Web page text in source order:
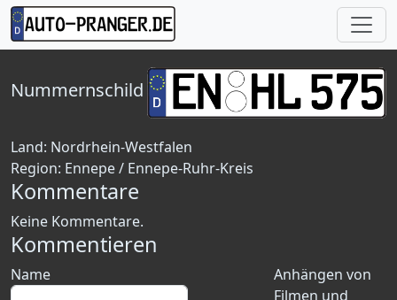
Nummernschild
Land: Nordrhein-Westfalen
Region: Ennepe / Ennepe-Ruhr-Kreis
Kommentare
Keine Kommentare.
Kommentieren
Anhängen von
Filmen und
Name